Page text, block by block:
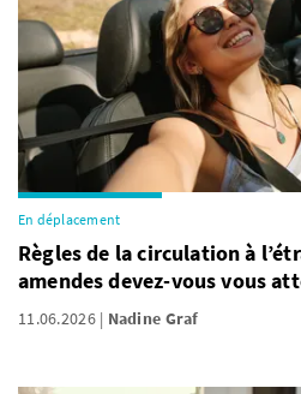
En déplacement
Règles de la circulation à
amendes devez-vous vous
11.06.2026 Nadine Graf